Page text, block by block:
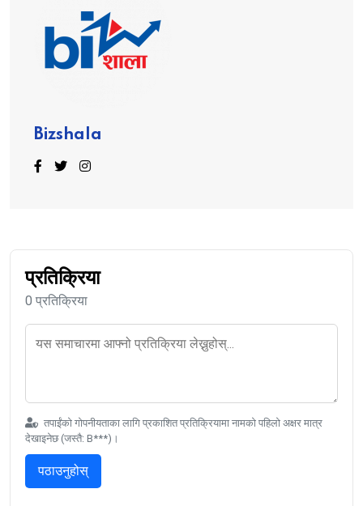
Bizshala
प्रतिक्रिया
0 प्रतिक्रिया
तपाईंको गोपनीयताका लागि प्रकाशित प्रतिक्रियामा नामको पहिलो अक्षर मात्र
देखाइनेछ (जस्तै: B***)।
पठाउनुहोस्